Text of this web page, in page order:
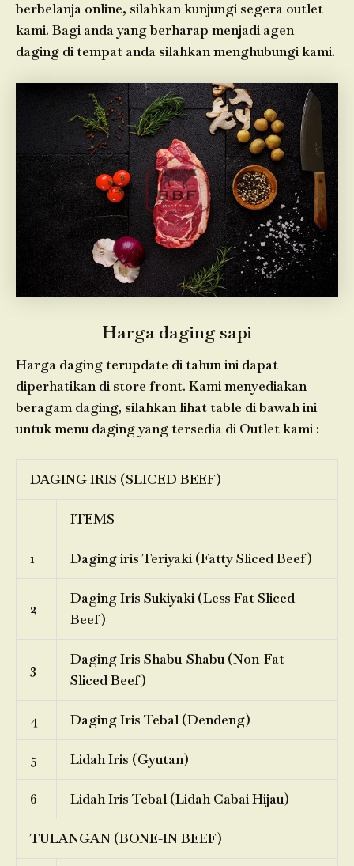
berbelanja online, silahkan kunjungi segera outlet
kami. Bagi anda yang berharap menjadi agen
daging di tempat anda silahkan menghubungi kami.
Harga daging sapi
Harga daging terupdate di tahun ini dapat
diperhatikan di store front. Kami menyediakan
beragam daging, silahkan lihat table di bawah ini
untuk menu daging yang tersedia di Outlet kami :
DAGING IRIS (SLICED BEEF)
ITEMS
1 Daging iris Teriyaki (Fatty Sliced Beef)
2
Daging Iris Sukiyaki (Less Fat Sliced
Beef)
3
Daging Iris Shabu-Shabu (Non-Fat
Sliced Beef)
4 Daging Iris Tebal (Dendeng)
5 Lidah Iris (Gyutan)
6 Lidah Iris Tebal (Lidah Cabai Hijau)
TULANGAN (BONE-IN BEEF)